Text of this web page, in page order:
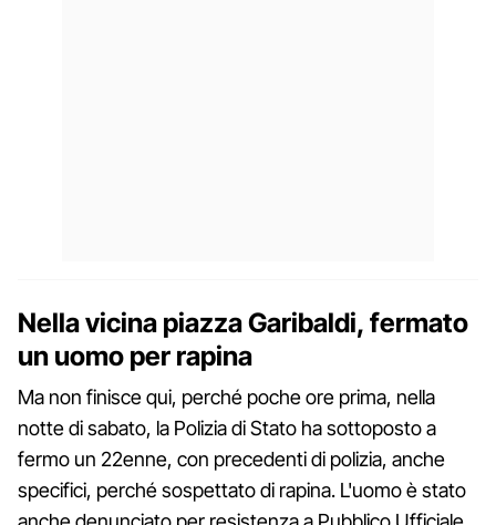
Nella vicina piazza Garibaldi, fermato
un uomo per rapina
Ma non finisce qui, perché poche ore prima, nella
notte di sabato, la Polizia di Stato ha sottoposto a
fermo un 22enne, con precedenti di polizia, anche
specifici, perché sospettato di rapina. L'uomo è stato